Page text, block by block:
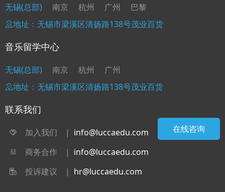
无锡(总部) 南京 杭州 广州
巴黎
地址：无锡市梁溪区清扬路138号茂业百货
音乐留学中心
无锡(总部) 南京 杭州
广州
地址：无锡市梁溪区清扬路138号茂业百货
联系我们
加入我们 | info@luccaedu.com
商务合作
| info@luccaedu.com
投诉建议
| hr@luccaedu.com
在线咨询